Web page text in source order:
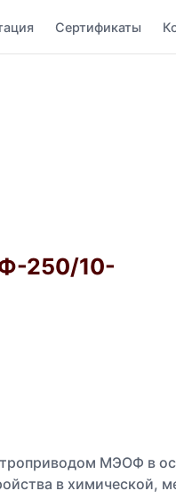
Сертификаты
250/10-
МЭОФ в
в химической,